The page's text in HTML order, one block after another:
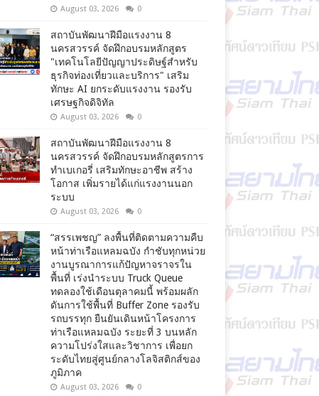
August 03, 2026 0
สถาบันพัฒนาฝีมือแรงงาน 8
นครสวรรค์ จัดฝึกอบรมหลักสูตร
"เทคโนโลยีปัญญาประดิษฐ์สำหรับ
ธุรกิจท่องเที่ยวและบริการ" เสริม
ทักษะ AI ยกระดับแรงงาน รองรับ
เศรษฐกิจดิจิทัล
August 03, 2026 0
สถาบันพัฒนาฝีมือแรงงาน 8
นครสวรรค์ จัดฝึกอบรมหลักสูตรการ
ทำเบเกอรี่ เสริมทักษะอาชีพ สร้าง
โอกาส เพิ่มรายได้แก่แรงงานนอก
ระบบ
August 03, 2026 0
“สรรเพชญ” ลงพื้นที่ติดตามความคืบ
หน้าท่าเรือแหลมฉบัง กำชับทุกหน่วย
งานบูรณาการแก้ปัญหาจราจรใน
พื้นที่ เร่งนำระบบ Truck Queue
ทดลองใช้เดือนตุลาคมนี้ พร้อมผลัก
ดันการใช้พื้นที่ Buffer Zone รองรับ
รถบรรทุก ยืนยันเดินหน้าโครงการ
ท่าเรือแหลมฉบัง ระยะที่ 3 บนหลัก
ความโปร่งใสและวิชาการ เพื่อยก
ระดับไทยสู่ศูนย์กลางโลจิสติกส์ของ
ภูมิภาค
August 03, 2026 0